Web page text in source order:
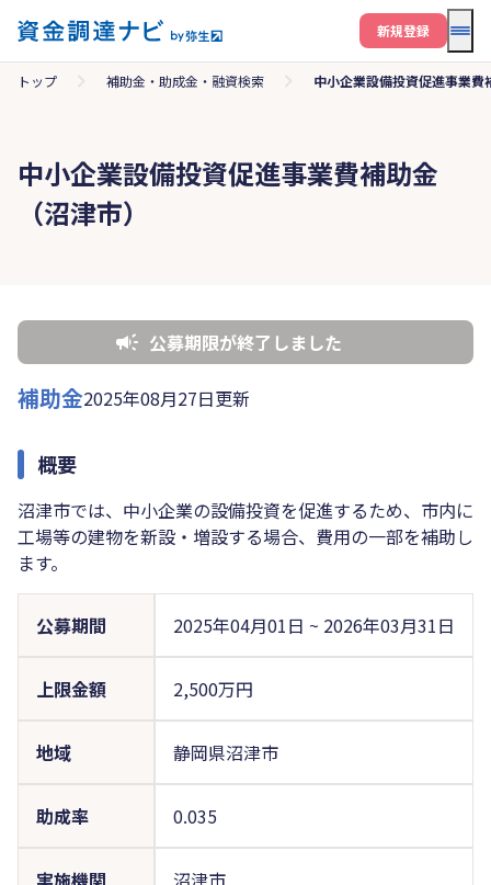
メ
新規登録
トップ 補助金・助成金・融資検索 中小企業設備投資促進事業費
中小企業設備投資促進事業費補助金
（沼津市）
公募期限が終了しました
補助金2025年08月27日更新
概要
沼津市では、中小企業の設備投資を促進するため、市内に
工場等の建物を新設・増設する場合、費用の一部を補助し
ます。
公募期間 2025年04月01日 ~ 2026年03月31日
上限金額 2,500万円
地域 静岡県沼津市
助成率 0.035
実施機関 沼津市